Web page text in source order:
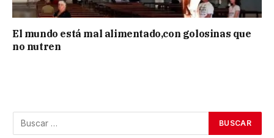
El mundo está mal alimentado,con golosinas que
no nutren